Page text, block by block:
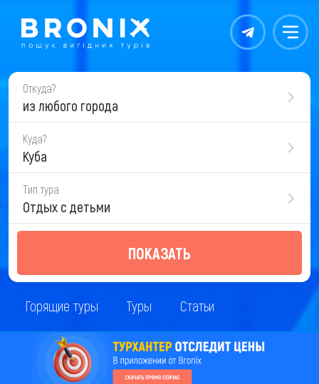
Контакты Меню
Откуда?
из любого города
Куда?
Куба
Тип тура
Отдых с детьми
ПОКАЗАТЬ
Горящие туры Туры Статьи